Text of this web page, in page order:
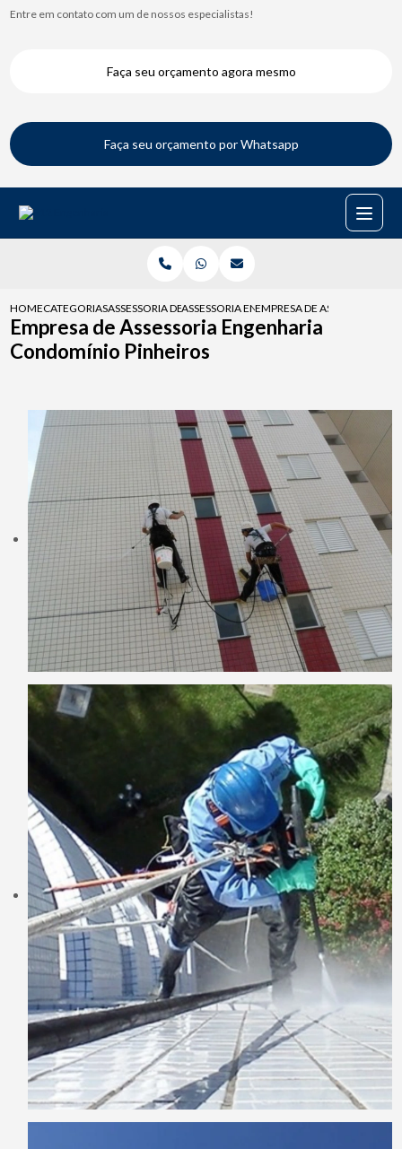
Entre em contato com um de nossos especialistas!
Faça seu orçamento agora mesmo
Faça seu orçamento por Whatsapp
HOMECATEGORIASASSESSORIA DE ENGENHARIAASSESSORIA ENGENHARIA NBR 16280
EMPRESA DE ASSESSORIA
Empresa de Assessoria Engenharia
Condomínio Pinheiros